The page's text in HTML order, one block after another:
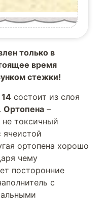
только в
время
стежки!
состоит из слоя
Ортопена –
не токсичный
ячеистой
ортопена хорошо
чему
посторонние
с